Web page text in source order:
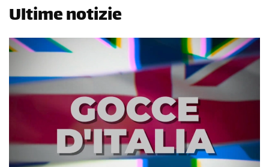
Ultime notizie